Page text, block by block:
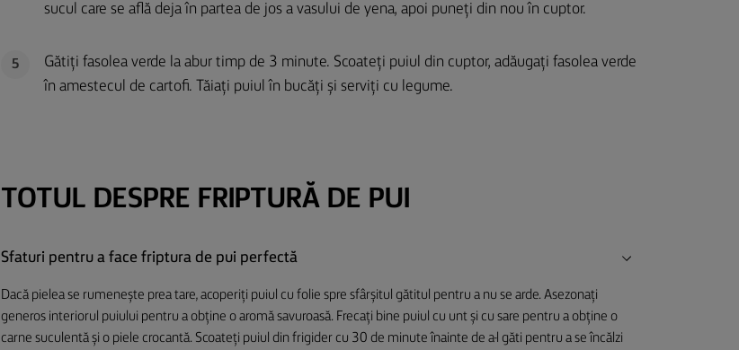
sucul care se află deja în partea de jos a vasului de yena, apoi puneți din nou în cuptor.
5
Gătiți fasolea verde la abur timp de 3 minute. Scoateți puiul din cuptor, adăugați fasolea verde
în amestecul de cartofi. Tăiați puiul în bucăți și serviți cu legume.
TOTUL DESPRE FRIPTURĂ DE PUI
Sfaturi pentru a face friptura de pui perfectă
Dacă pielea se rumenește prea tare, acoperiți puiul cu folie spre sfârșitul gătitul pentru a nu se arde. Asezonați
generos interiorul puiului pentru a obține o aromă savuroasă. Frecați bine puiul cu unt și cu sare pentru a obține o
carne suculentă și o piele crocantă. Scoateți puiul din frigider cu 30 de minute înainte de a-l găti pentru a se încălzi